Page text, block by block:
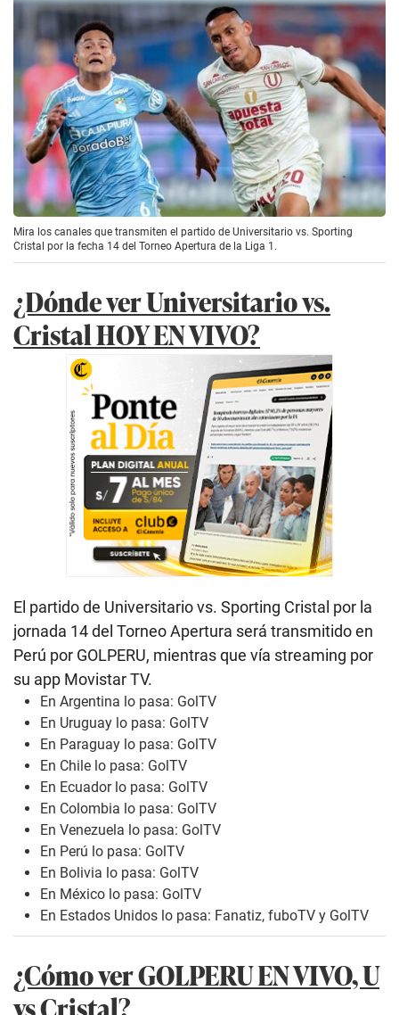
Mira los canales que transmiten el partido de Universitario vs. Sporting
Cristal por la fecha 14 del Torneo Apertura de la Liga 1.
¿Dónde ver Universitario vs.
Cristal HOY EN VIVO?
El partido de Universitario vs. Sporting Cristal por la
jornada 14 del Torneo Apertura será transmitido en
Perú por GOLPERU, mientras que vía streaming por
su app Movistar TV.
En Argentina lo pasa: GolTV
En Uruguay lo pasa: GolTV
En Paraguay lo pasa: GolTV
En Chile lo pasa: GolTV
En Ecuador lo pasa: GolTV
En Colombia lo pasa: GolTV
En Venezuela lo pasa: GolTV
En Perú lo pasa: GolTV
En Bolivia lo pasa: GolTV
En México lo pasa: GolTV
En Estados Unidos lo pasa: Fanatiz, fuboTV y GolTV
¿Cómo ver GOLPERU EN VIVO, U
vs Cristal?